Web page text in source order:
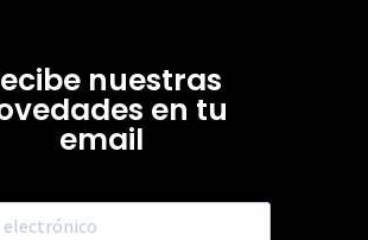
nuestras
en tu
email